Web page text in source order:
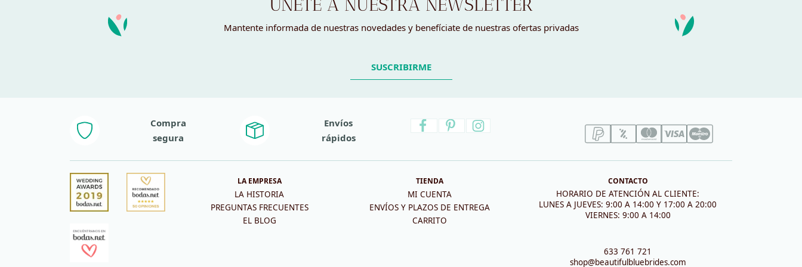
ÚNETE A NUESTRA NEWSLETTER
Mantente informada de nuestras novedades y benefíciate de nuestras ofertas privadas
SUSCRIBIRME
Compra
segura
Envíos
rápidos
LA EMPRESA
LA HISTORIA
PREGUNTAS FRECUENTES
EL BLOG
TIENDA
MI CUENTA
ENVÍOS Y PLAZOS DE ENTREGA
CARRITO
CONTACTO
HORARIO DE ATENCIÓN AL CLIENTE:
LUNES A JUEVES: 9:00 A 14:00 Y 17:00 A 20:00
VIERNES: 9:00 A 14:00
633 761 721
shop@beautifulbluebrides.com